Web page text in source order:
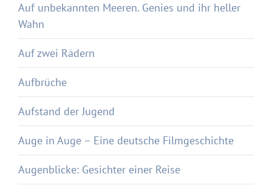
Auf unbekannten Meeren. Genies und ihr heller
Wahn
Auf zwei Rädern
Aufbrüche
Aufstand der Jugend
Auge in Auge – Eine deutsche Filmgeschichte
Augenblicke: Gesichter einer Reise